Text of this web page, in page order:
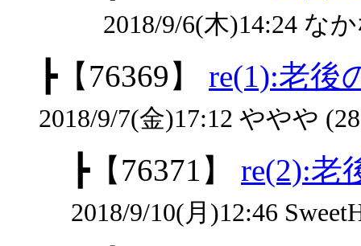
2018/9/6(木)14:24 な
┣【76369】 re(1):老後
2018/9/7(金)17:12 ややや
┣【76371】 re(2):老
2018/9/10(月)12:46